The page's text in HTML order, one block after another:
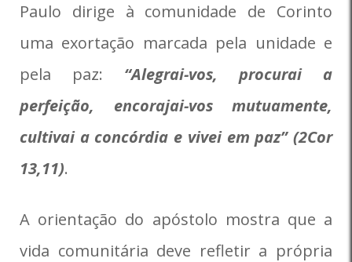
Paulo dirige à comunidade de Corinto
uma exortação marcada pela unidade e
pela paz: “Alegrai-vos, procurai a
perfeição, encorajai-vos mutuamente,
cultivai a concórdia e vivei em paz” (2Cor
13,11).
A orientação do apóstolo mostra que a
vida comunitária deve refletir a própria